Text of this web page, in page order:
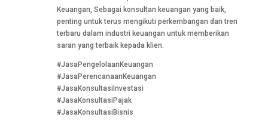
Keuangan, Sebagai konsultan keuangan yang baik,
penting untuk terus mengikuti perkembangan dan tren
terbaru dalam industri keuangan untuk memberikan
saran yang terbaik kepada klien.
#JasaPengelolaanKeuangan
#JasaPerencanaanKeuangan
#JasaKonsultasiInvestasi
#JasaKonsultasiPajak
#JasaKonsultasiBisnis